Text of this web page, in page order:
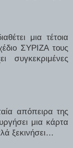
μια τέτοια
ΣΥΡΙΖΑ τους
απόπειρα της
μια κάρτα
ξεκινήσει…